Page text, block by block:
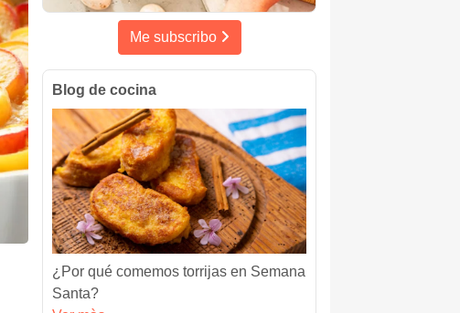
Me subscribo
Blog de cocina
¿Por qué comemos torrijas en Semana
Santa?